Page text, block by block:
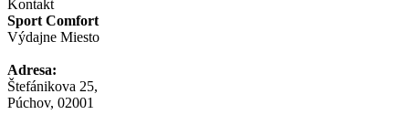
Kontakt
Sport Comfort
Výdajne Miesto
Adresa:
Štefánikova 25,
Púchov, 02001